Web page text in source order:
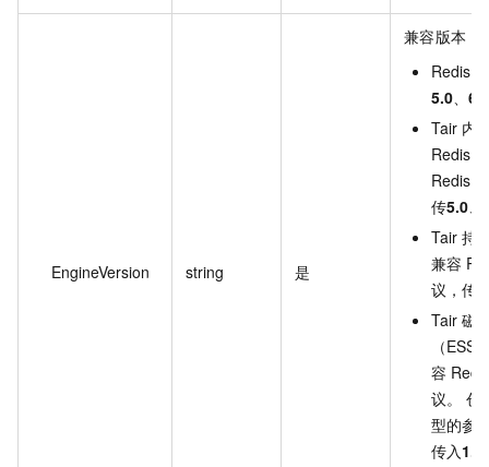
EngineVersion string 是
兼容版本，
Redis
5.0、 6.0
Tair 内
Redis
Redis
传5.0、
Tair 持
兼容
议，传
Tair 磁
（
容
议。 创
型的参
传入1.0